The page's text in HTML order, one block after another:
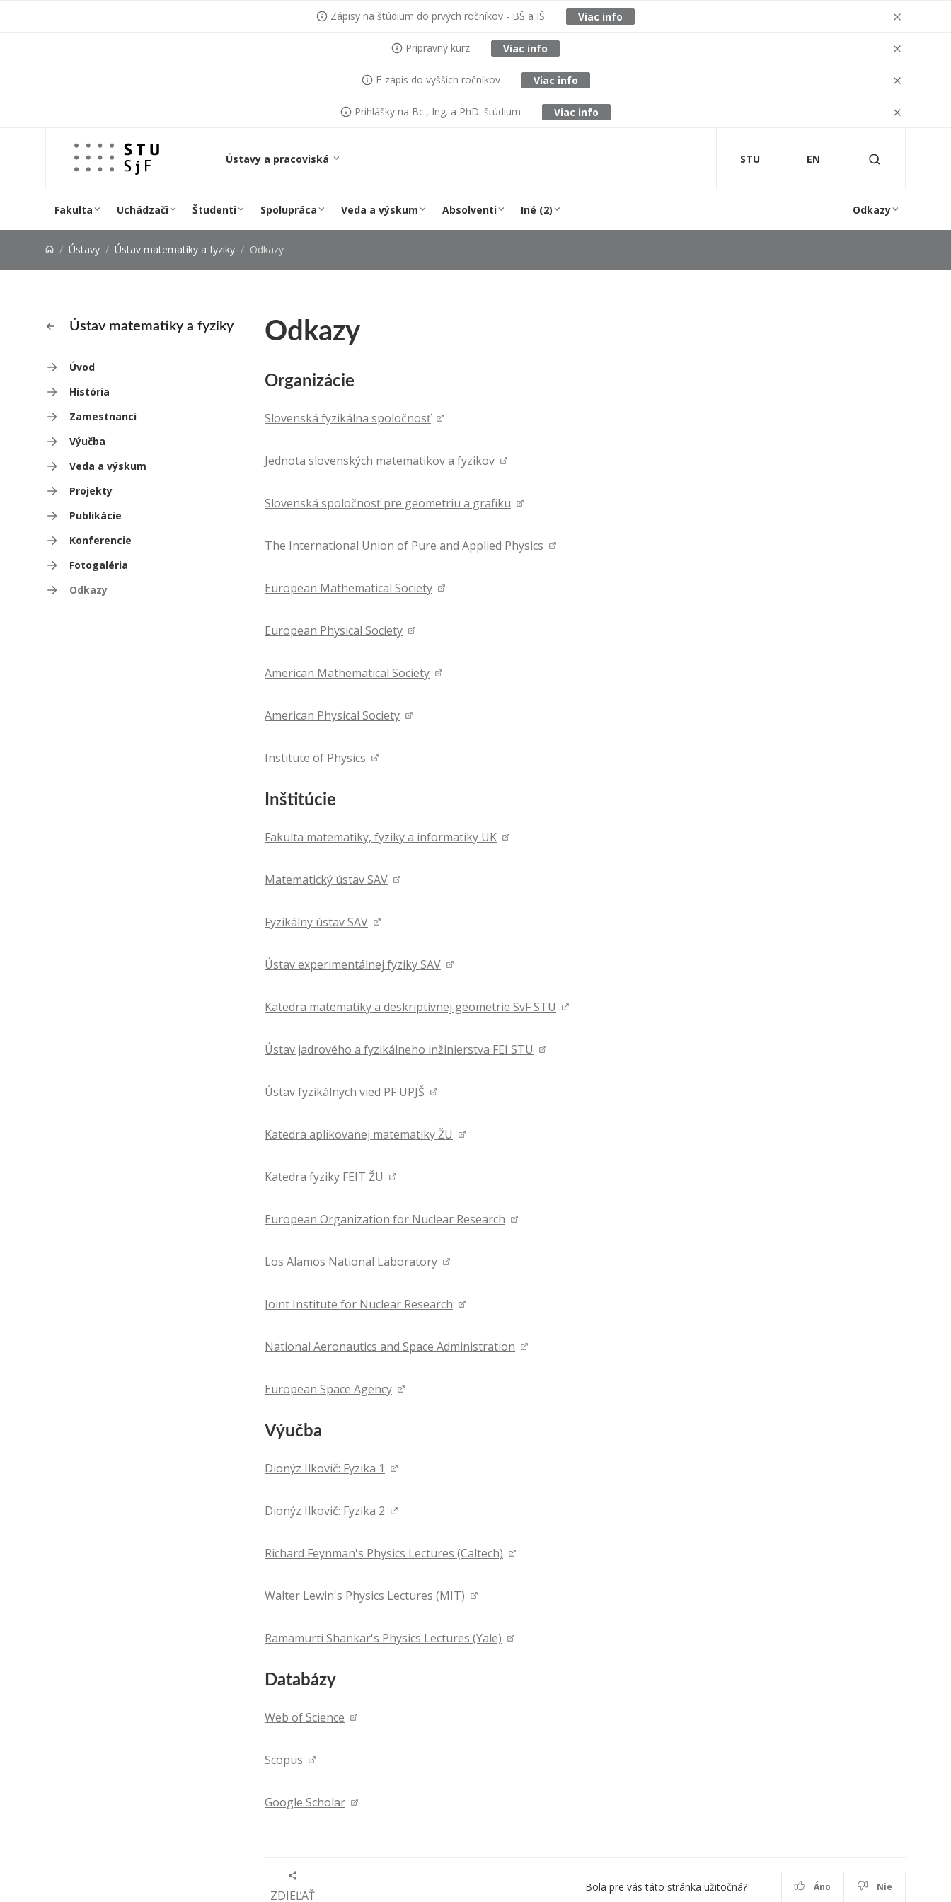
Zápisy na štúdium do prvých ročníkov - BŠ a IŠ Viac info
Prípravný kurz Viac info
E-zápis do vyšších ročníkov Viac info
Prihlášky na Bc., Ing. a PhD. štúdium Viac info
Ústavy a pracoviská STU EN
Fakulta Uchádzači Študenti Spolupráca Veda a výskum Absolventi Iné (2) Odkazy
Ústavy Ústav matematiky a fyziky Odkazy
Ústav matematiky a fyziky
Úvod
História
Zamestnanci
Výučba
Veda a výskum
Projekty
Publikácie
Konferencie
Fotogaléria
Odkazy
Odkazy
Organizácie
Slovenská fyzikálna spoločnosť
Jednota slovenských matematikov a fyzikov
Slovenská spoločnosť pre geometriu a grafiku
The International Union of Pure and Applied Physics
European Mathematical Society
European Physical Society
American Mathematical Society
American Physical Society
Institute of Physics
Inštitúcie
Fakulta matematiky, fyziky a informatiky UK
Matematický ústav SAV
Fyzikálny ústav SAV
Ústav experimentálnej fyziky SAV
Katedra matematiky a deskriptívnej geometrie SvF STU
Ústav jadrového a fyzikálneho inžinierstva FEI STU
Ústav fyzikálnych vied PF UPJŠ
Katedra aplikovanej matematiky ŽU
Katedra fyziky FEIT ŽU
European Organization for Nuclear Research
Los Alamos National Laboratory
Joint Institute for Nuclear Research
National Aeronautics and Space Administration
European Space Agency
Výučba
Dionýz Ilkovič: Fyzika 1
Dionýz Ilkovič: Fyzika 2
Richard Feynman's Physics Lectures (Caltech)
Walter Lewin's Physics Lectures (MIT)
Ramamurti Shankar's Physics Lectures (Yale)
Databázy
Web of Science
Scopus
Google Scholar
ZDIEĽAŤ
Bola pre vás táto stránka užitočná? Áno Nie